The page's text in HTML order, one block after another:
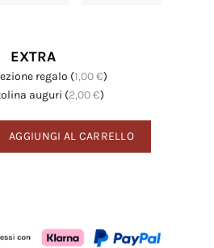
EXTRA
regalo (1,00€)
auguri (2,00€)
AGGIUNGI AL CARRELLO